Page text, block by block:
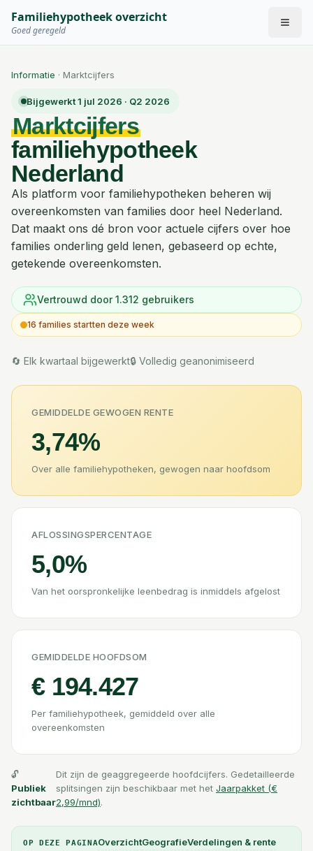
Familiehypotheek overzicht
Goed geregeld
Informatie · Marktcijfers
Bijgewerkt1 jul 2026 · Q2 2026
Marktcijfers
familiehypotheek
Nederland
Als platform voor familiehypotheken beheren wij
overeenkomsten van families door heel Nederland.
Dat maakt ons dé bron voor actuele cijfers over hoe
families onderling geld lenen, gebaseerd op echte,
getekende overeenkomsten.
Vertrouwd door1.312 gebruikers
16 families startten deze week
🔄 Elk kwartaal bijgewerkt🔒 Volledig geanonimiseerd
GEMIDDELDE GEWOGEN RENTE
3,74%
Over alle familiehypotheken, gewogen naar hoofdsom
AFLOSSINGSPERCENTAGE
5,0%
Van het oorspronkelijke leenbedrag is inmiddels afgelost
GEMIDDELDE HOOFDSOM
€ 194.427
Per familiehypotheek, gemiddeld over alle
overeenkomsten
🔓
Publiek
zichtbaar
Dit zijn de geaggregeerde hoofdcijfers. Gedetailleerde
splitsingen zijn beschikbaar met het Jaarpakket (€
2,99/mnd).
OP DEZE PAGINAOverzichtGeografieVerdelingen & rente